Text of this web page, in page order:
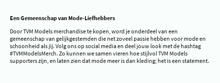
Een Gemeenschap van Mode-Liefhebbers
Door TVM Models merchandise te kopen, word je onderdeel van een
gemeenschap van gelijkgestemden die net zoveel passie hebben voor mode en
schoonheid als jij. Volg ons op social media en deel jouw look met de hashtag
#TVMModelsMerch. Zo kunnen we samen vieren hoe stijlvol TVM Models
supporters zijn, en laten zien dat mode meer is dan kleding; het is een statement.